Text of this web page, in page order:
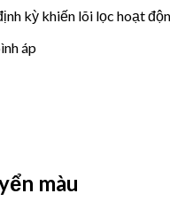
kỳ khiến lõi lọc hoạt
áp
màu